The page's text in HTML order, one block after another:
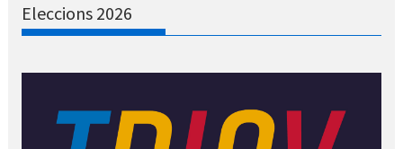
Eleccions 2026